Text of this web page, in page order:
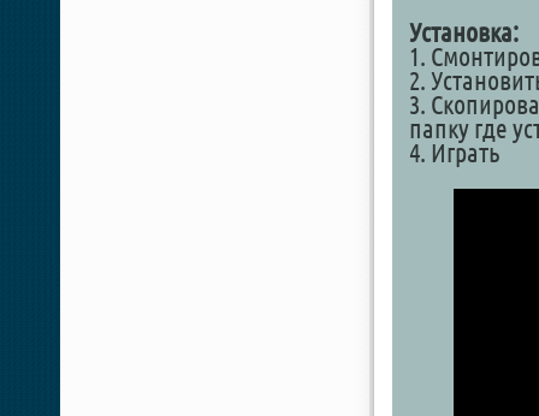
Установка:
1.
2.
3.
папку где
4. Играть